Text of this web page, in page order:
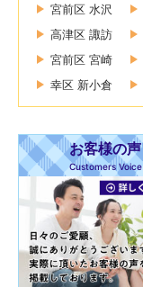
宮前区 水沢
高津区 諏訪
宮前区 宮崎
幸区 新小倉
お客様の声
Customers Voice